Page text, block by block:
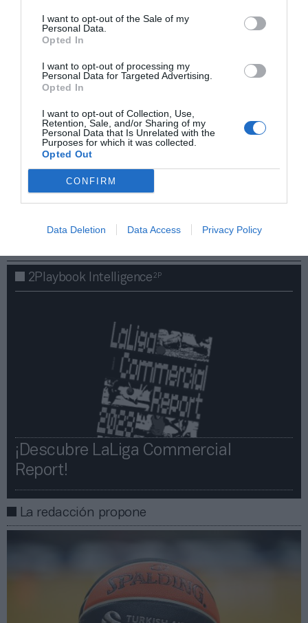
I want to opt-out of the Sale of my
Personal Data.
Opted In
I want to opt-out of processing my
Personal Data for Targeted Advertising.
Opted In
I want to opt-out of Collection, Use,
Retention, Sale, and/or Sharing of my
Personal Data that Is Unrelated with the
Purposes for which it was collected.
Opted Out
CONFIRM
Data Deletion Data Access Privacy Policy
¡Haz click aquí y accede sin límites a contenidos
y eventos para Socios!​​​​​​​
Publicidad
2Playbook Intelligence2P
¡Descubre LaLiga Commercial
Report!​​
La redacción propone